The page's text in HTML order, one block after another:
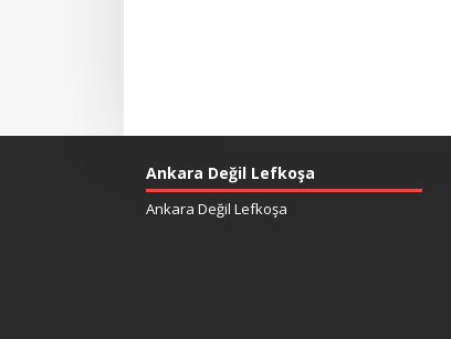
Ankara Değil Lefkoşa
Ankara Değil Lefkoşa